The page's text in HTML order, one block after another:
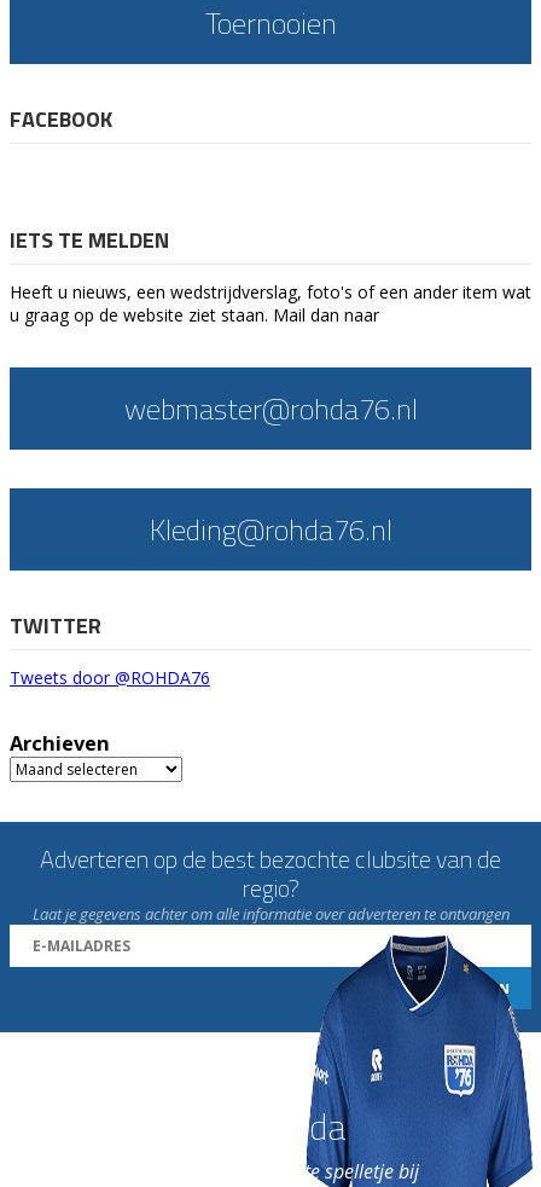
Toernooien
FACEBOOK
IETS TE MELDEN
Heeft u nieuws, een wedstrijdverslag, foto's of een ander item wat
u graag op de website ziet staan. Mail dan naar
webmaster@rohda76.nl
Kleding@rohda76.nl
TWITTER
Tweets door @ROHDA76
Archieven
Archieven
Adverteren op de best bezochte clubsite van de
regio?
Laat je gegevens achter om alle informatie over adverteren te ontvangen
Word nu lid van Rohda
en geniet iedere week van het leukste spelletje bij